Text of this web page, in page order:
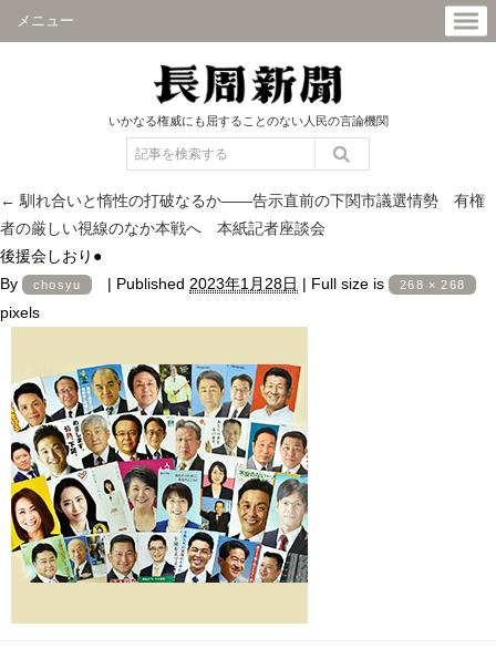
メニュー
いかなる権威にも屈することのない人民の言論機関
← 馴れ合いと惰性の打破なるか――告示直前の下関市議選情勢 有権
者の厳しい視線のなか本戦へ 本紙記者座談会
後援会しおり●
By
chosyu | Published 2023年1月28日 | Full size is 268 × 268
pixels